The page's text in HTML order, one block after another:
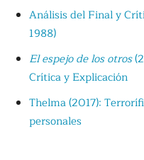
Análisis del Final y
1988)
El espejo de los otros
Crítica y Explicación
Thelma (2017):
personales